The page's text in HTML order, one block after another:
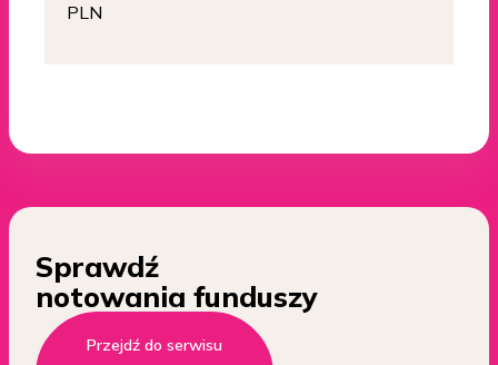
PLN
Sprawdź
notowania funduszy
Przejdź do serwisu